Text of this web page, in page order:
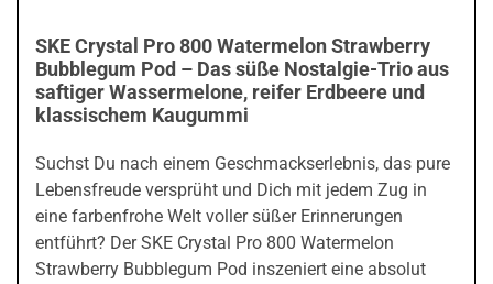
SKE Crystal Pro 800 Watermelon Strawberry
Bubblegum Pod – Das süße Nostalgie-Trio aus
saftiger Wassermelone, reifer Erdbeere und
klassischem Kaugummi
Suchst Du nach einem Geschmackserlebnis, das pure
Lebensfreude versprüht und Dich mit jedem Zug in
eine farbenfrohe Welt voller süßer Erinnerungen
entführt? Der SKE Crystal Pro 800 Watermelon
Strawberry Bubblegum Pod inszeniert eine absolut